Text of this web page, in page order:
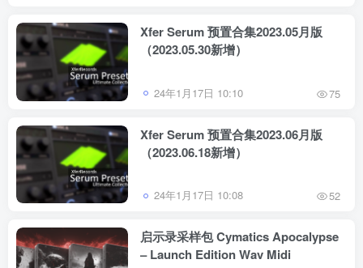
Xfer Serum 预置合集2023.05月版
（2023.05.30新增）
24年1月17日 10:10 75
Xfer Serum 预置合集2023.06月版
（2023.06.18新增）
24年1月17日 10:08 52
启示录采样包 Cymatics Apocalypse
– Launch Edition Wav Midi